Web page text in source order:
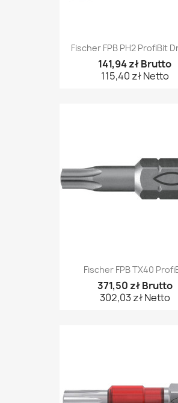
Fischer FPB PH2 ProfiBit
141,94 zł Brutto
115,40 zł Netto
Fischer FPB TX40
371,50 zł Brutto
302,03 zł Netto